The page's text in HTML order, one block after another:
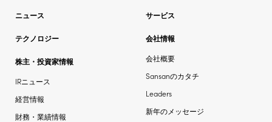
ニュース サービス
テクノロジー
会社情報
会社概要
Sansanのカタチ
Leaders
新年のメッセージ
株主・投資家情報
IRニュース
経営情報
財務・業績情報